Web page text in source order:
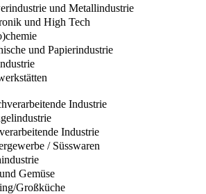
und Metallindustrie
und High Tech
und Papierindustrie
Industrie
Industrie
/ Süsswaren
Gemüse
Großküche